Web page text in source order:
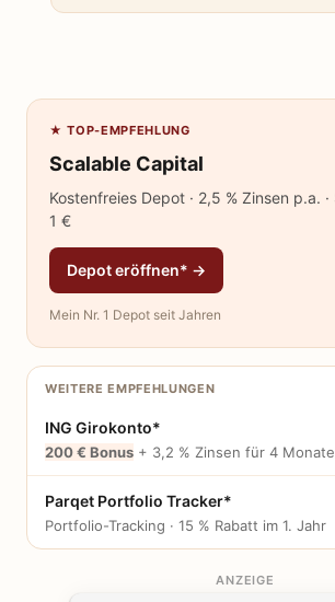
★ TOP-EMPFEHLUNG
Scalable Capital
Kostenfreies Depot · 2,5 % Zinsen p.a.
1 €
Depot eröffnen* →
Mein Nr. 1 Depot seit Jahren
WEITERE EMPFEHLUNGEN
ING Girokonto*
200 € Bonus + 3,2 % Zinsen für 4 Monate
Parqet Portfolio Tracker*
Portfolio-Tracking · 15 % Rabatt im 1. Jahr
ANZEIGE